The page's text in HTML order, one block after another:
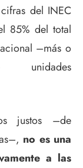
del INEC
85% del total
–más o
justos –de
no es una
a las